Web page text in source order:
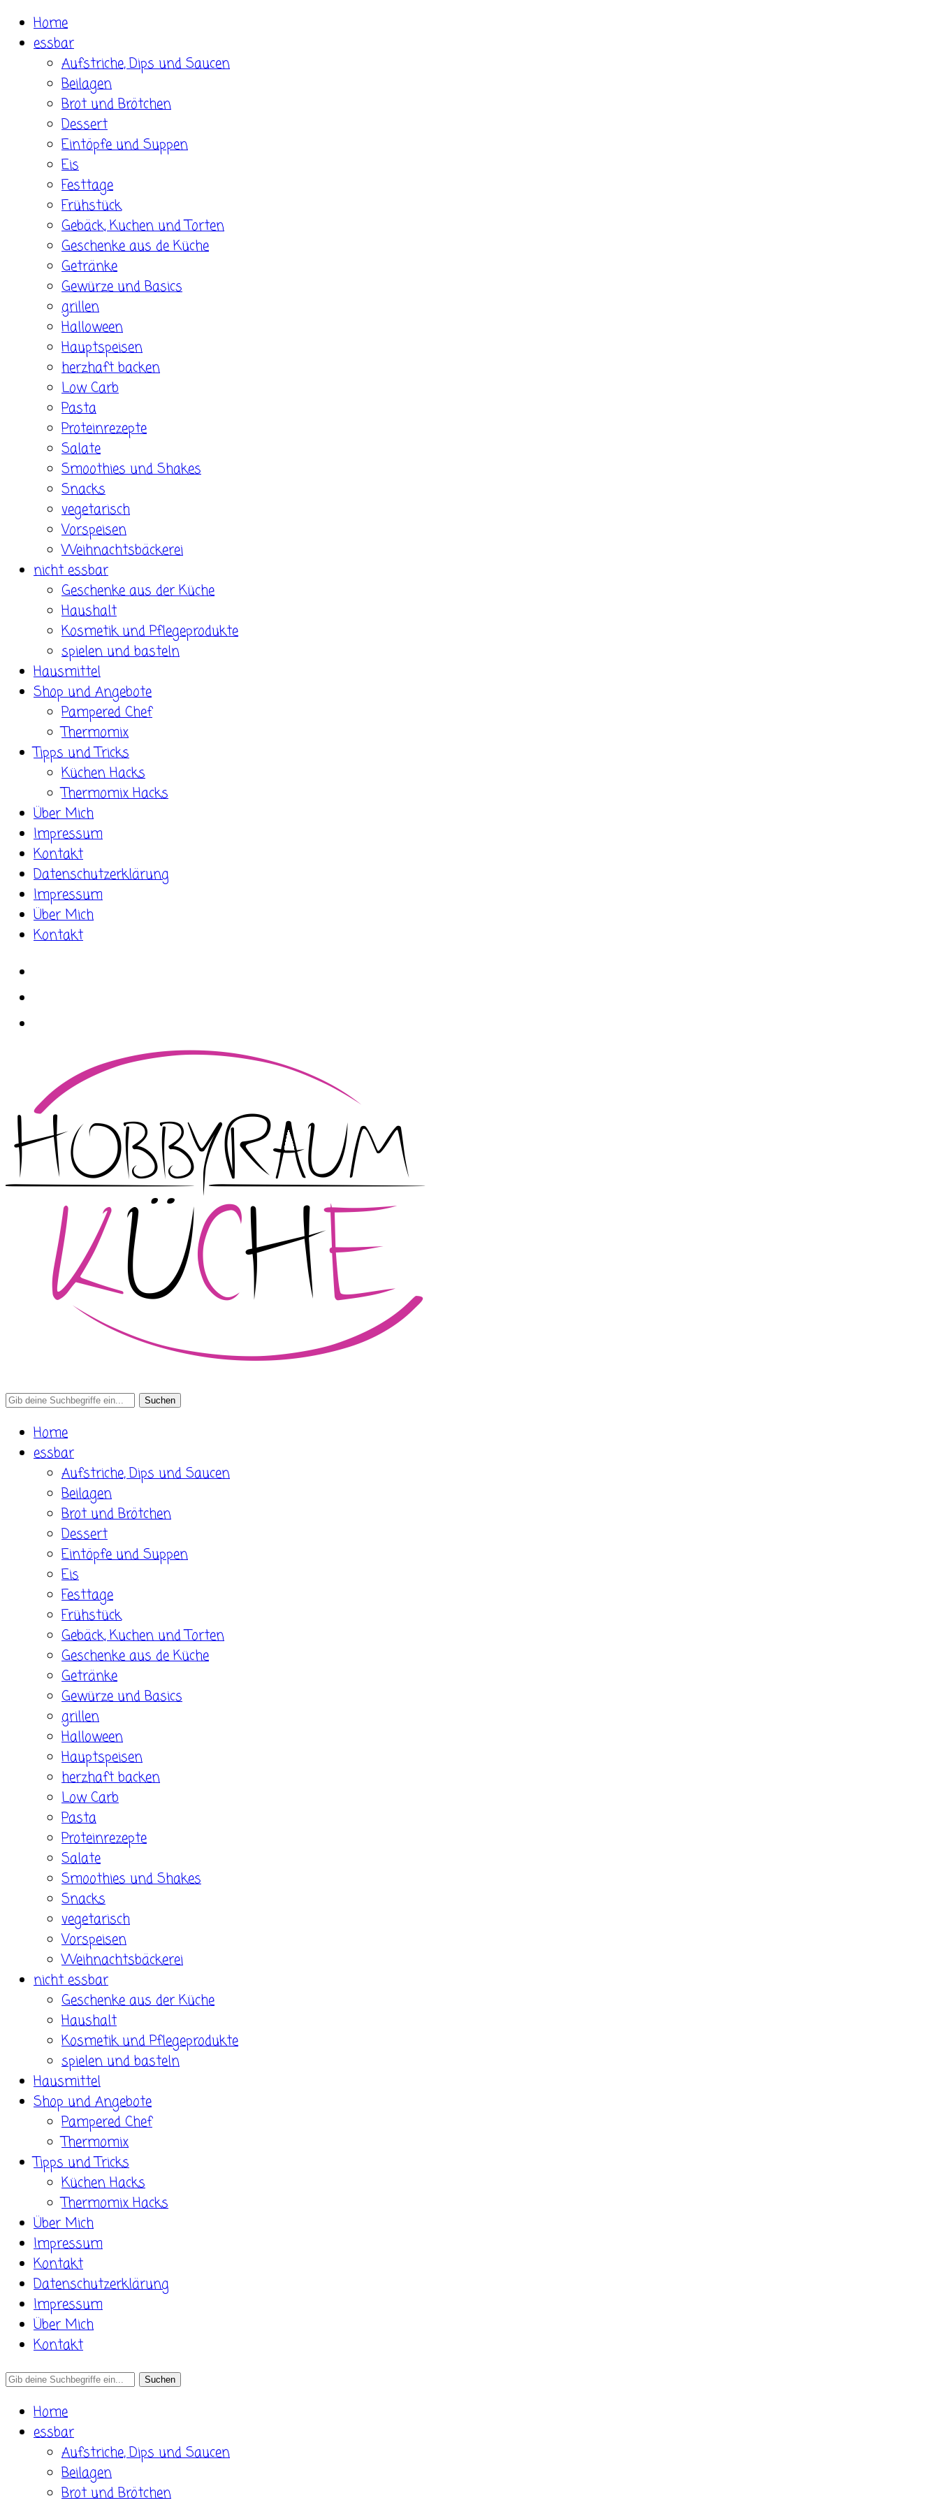
Skip
content
Home
essbar
Aufstriche, Dips und Saucen
Beilagen
Brot und Brötchen
Dessert
Eintöpfe und Suppen
Eis
Festtage
Frühstück
Gebäck, Kuchen und Torten
Geschenke aus de Küche
Getränke
Gewürze und Basics
grillen
Halloween
Hauptspeisen
herzhaft backen
Low Carb
Pasta
Proteinrezepte
Salate
Smoothies und Shakes
Snacks
vegetarisch
Vorspeisen
Weihnachtsbäckerei
nicht essbar
Geschenke aus der Küche
Haushalt
Kosmetik und Pflegeprodukte
spielen und basteln
Hausmittel
Shop und Angebote
Pampered Chef
Thermomix
Tipps und Tricks
Küchen Hacks
Thermomix Hacks
Über Mich
Impressum
Kontakt
Datenschutzerklärung
Impressum
Über Mich
Kontakt
Search
Home
essbar
Aufstriche, Dips und Saucen
Beilagen
Brot und Brötchen
Dessert
Eintöpfe und Suppen
Eis
Festtage
Frühstück
Gebäck, Kuchen und Torten
Geschenke aus de Küche
Getränke
Gewürze und Basics
grillen
Halloween
Hauptspeisen
herzhaft backen
Low Carb
Pasta
Proteinrezepte
Salate
Smoothies und Shakes
Snacks
vegetarisch
Vorspeisen
Weihnachtsbäckerei
nicht essbar
Geschenke aus der Küche
Haushalt
Kosmetik und Pflegeprodukte
spielen und basteln
Hausmittel
Shop und Angebote
Pampered Chef
Thermomix
Tipps und Tricks
Küchen Hacks
Thermomix Hacks
Über Mich
Impressum
Kontakt
Datenschutzerklärung
Impressum
Über Mich
Kontakt
Search
Home
essbar
Aufstriche, Dips und Saucen
Beilagen
Brot und Brötchen